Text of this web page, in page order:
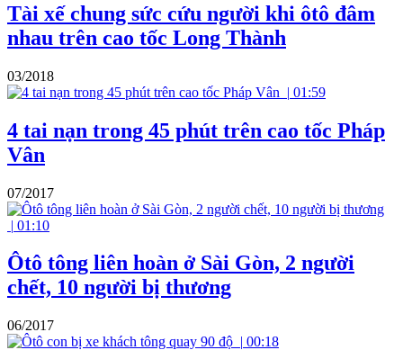
Tài xế chung sức cứu người khi ôtô đâm
nhau trên cao tốc Long Thành
03/2018
| 01:59
4 tai nạn trong 45 phút trên cao tốc Pháp
Vân
07/2017
| 01:10
Ôtô tông liên hoàn ở Sài Gòn, 2 người
chết, 10 người bị thương
06/2017
| 00:18